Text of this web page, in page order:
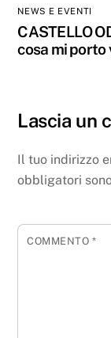
NEWS E EVENTI
CASTELLO
cosa mi porto
Lascia un
Il tuo indirizzo
obbligatori
COMMENTO*